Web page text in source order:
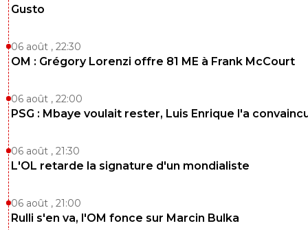
Gusto
06 août , 22:30
OM : Grégory Lorenzi offre 81 ME à Frank McCourt
06 août , 22:00
PSG : Mbaye voulait rester, Luis Enrique l'a
06 août , 21:30
L'OL retarde la signature d'un mondialiste
06 août , 21:00
Rulli s'en va, l'OM fonce sur Marcin Bulka